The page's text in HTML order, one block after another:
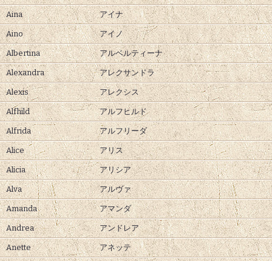
Aina アイナ
Aino アイノ
Albertina アルベルティーナ
Alexandra アレクサンドラ
Alexis アレクシス
Alfhild アルフヒルド
Alfrida アルフリーダ
Alice アリス
Alicia アリシア
Alva アルヴァ
Amanda アマンダ
Andrea アンドレア
Anette アネッテ